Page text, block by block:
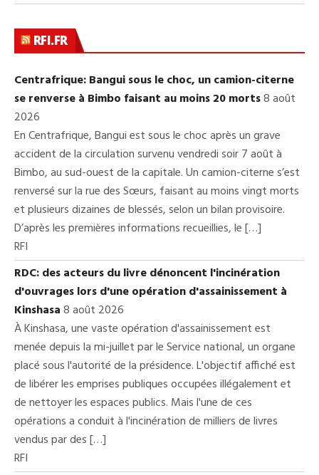
RFI.FR
Centrafrique: Bangui sous le choc, un camion-citerne
se renverse à Bimbo faisant au moins 20 morts8 août
2026
En Centrafrique, Bangui est sous le choc après un grave
accident de la circulation survenu vendredi soir 7 août à
Bimbo, au sud-ouest de la capitale. Un camion-citerne s’est
renversé sur la rue des Sœurs, faisant au moins vingt morts
et plusieurs dizaines de blessés, selon un bilan provisoire.
D’après les premières informations recueillies, le […]
RFI
RDC: des acteurs du livre dénoncent l'incinération
d'ouvrages lors d'une opération d'assainissement à
Kinshasa8 août 2026
À Kinshasa, une vaste opération d'assainissement est
menée depuis la mi-juillet par le Service national, un organe
placé sous l'autorité de la présidence. L'objectif affiché est
de libérer les emprises publiques occupées illégalement et
de nettoyer les espaces publics. Mais l'une de ces
opérations a conduit à l'incinération de milliers de livres
vendus par des […]
RFI